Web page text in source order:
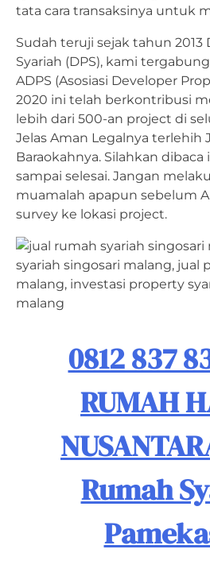
tata cara transaksinya untuk
Sudah teruji sejak tahun 2013
Syariah (DPS), kami
ADPS (Asosiasi Developer
2020 ini telah berkontribusi
lebih dari 500-an project di
Jelas Aman Legalnya terlehih
Baraokahnya. Silahkan
sampai selesai. Jangan
muamalah apapun sebelum
survey ke lokasi project.
0812 837
RUMAH
Rumah